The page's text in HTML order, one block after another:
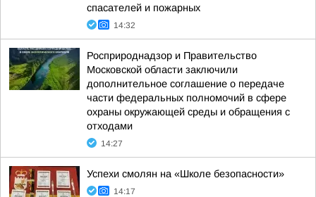
спасателей и пожарных
14:32
Росприроднадзор и Правительство
Московской области заключили
дополнительное соглашение о передаче
части федеральных полномочий в сфере
охраны окружающей среды и обращения с
отходами
14:27
Успехи смолян на «Школе безопасности»
14:17